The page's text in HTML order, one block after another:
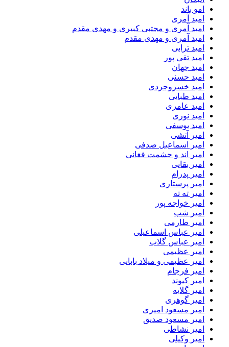
امو باند
امید آمری
امید آمری و مجتبی کبیری و مهدى مقدم
امید آمری و مهدی مقدم
امید ترابی
امید تقی پور
امید جهان
امید حسنی
امید خسروجردی
امید طبایی
امید عامری
امید نوری
امید یوسفی
امیر آتشی
امیر اسماعیل صدفی
امیر اند و حشمت فغانی
امیر بقایی
امیر پدرام
امیر پرستاری
امیر ته ته
امیر خواجه پور
امیر شب
امیر طارمی
امیر عباس اسماعیلی
امیر عباس گلاب
امیر عظیمی
امیر عظیمی و میلاد بابایی
امیر فرجام
امیر کیوند
امیر گلایه
امیر گوهری
امیر مسعود امیری
امیر مسعود صدیق
امیر نشاطی
امیر وکیلی